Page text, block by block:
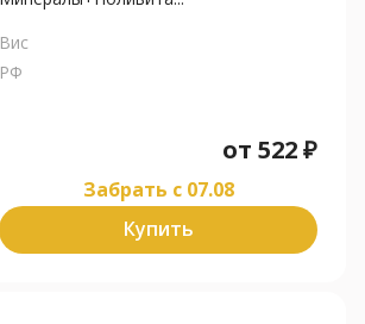
Вис
РФ
от 522₽
Забрать c 07.08
Купить